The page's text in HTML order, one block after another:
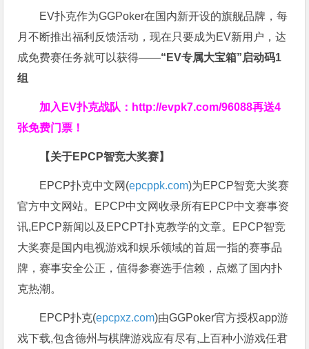
EV扑克作为GGPoker在国内新开设的旗舰品牌，每
月不断推出福利反馈活动，现在只要成为EV新用户，达
成免费赛任务就可以获得——“EV专属大宝箱”启动码1
组
加入EV扑克战队： http://evpk7.com/96088再送4
张免费门票！
【关于EPCP智竞大奖赛】
EPCP扑克中文网(epcppk.com)为EPCP智竞大奖赛
官方中文网站。EPCP中文网收录所有EPCP中文赛事资
讯,EPCP新闻以及EPCPT扑克教学的文章。EPCP智竞
大奖赛是国内电视游戏和娱乐领域的首屈一指的赛事品
牌，赛事安全公正，值得参赛选手信赖，点燃了国内扑
克热潮。
EPCP扑克(epcpxz.com)由GGPoker官方授权app游
戏下载,包含德州与棋牌游戏应有尽有,上百种小游戏任君